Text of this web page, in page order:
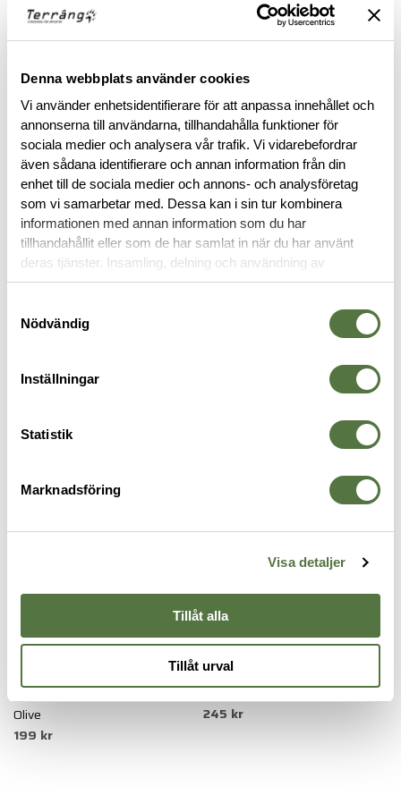
Denna webbplats använder cookies
Vi använder enhetsidentifierare för att anpassa innehållet och
annonserna till användarna, tillhandahålla funktioner för
sociala medier och analysera vår trafik. Vi vidarebefordrar
även sådana identifierare och annan information från din
enhet till de sociala medier och annons- och analysföretag
som vi samarbetar med. Dessa kan i sin tur kombinera
informationen med annan information som du har
tillhandahållit eller som de har samlat in när du har använt
deras tjänster. Insamling, delning och användning av
personuppgifter kan användas för personalisering av
Nödvändig
Inställningar
Statistik
Marknadsföring
Visa detaljer
Tillåt alla
Tillåt urval
säckens maximala kapacitet och minska volymen på dina
föremål med 30-50%. En dragsko dras åt för att säkra
används dessa säckar för sovsäckar, men de fungerar lika bra
för att komprimera fleece, tröjor och andra kläder. De finns i
fyra olika storlekar och är ett ovärderligt hjälpmedel både på
resande fot och hemma.
Läs mer
BESKRIVNING
PACKSÄCKAR
Compression Sack WGTE Large
Olive
199 kr
TASMANIAN TIGER
Event Bag WP Large Olive
245 kr